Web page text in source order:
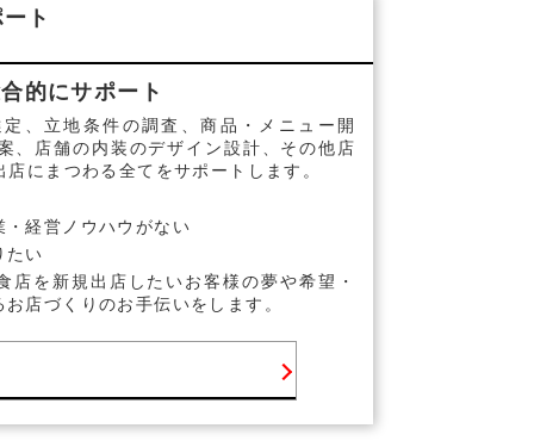
ト
的にサポート
、立地条件の調査、商品・メニュー開
、店舗の内装のデザイン設計、その他店
にまつわる全てをサポートします。
経営ノウハウがない
たい
店を新規出店したいお客様の夢や希望・
店づくりのお手伝いをします。